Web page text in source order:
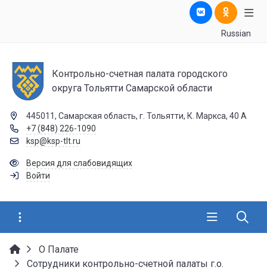
Russian
Контрольно-счетная палата городского
округа Тольятти Самарской области
445011, Самарская область, г. Тольятти, К. Маркса, 40 А
+7 (848) 226-1090
ksp@ksp-tlt.ru
Версия для слабовидящих
Войти
О Палате
Сотрудники контрольно-счетной палаты г.о.